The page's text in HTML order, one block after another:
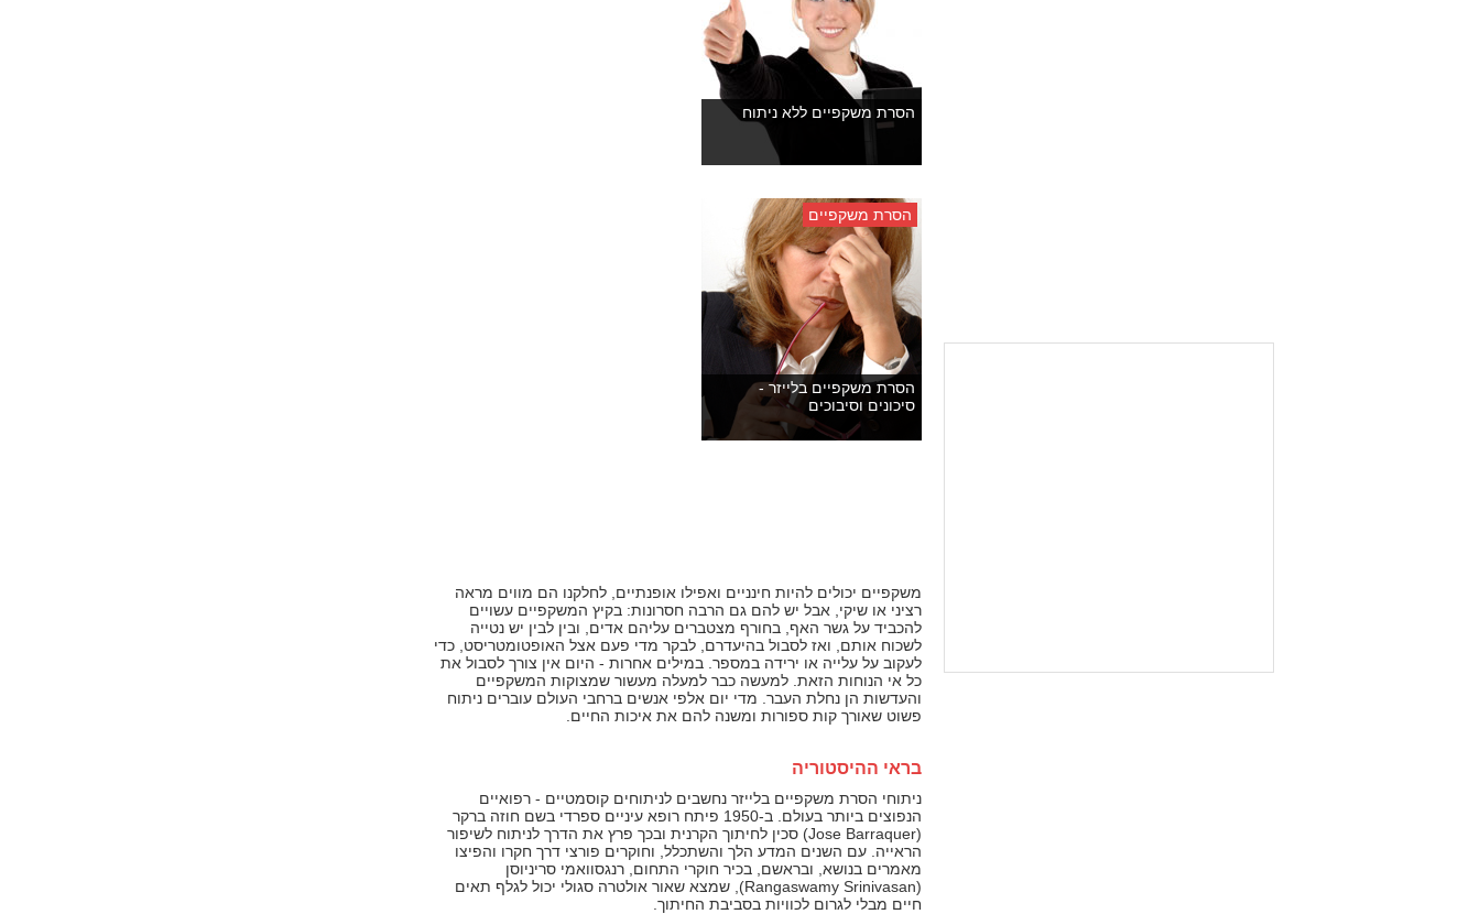
הסרת משקפיים ללא ניתוח
הסרת משקפיים
הסרת משקפיים בלייזר -
סיכונים וסיבוכים
משקפיים יכולים להיות חינניים ואפילו אופנתיים, לחלקנו הם מווים מראה
רציני או שיקי, אבל יש להם גם הרבה חסרונות: בקיץ המשקפיים עשויים
להכביד על גשר האף, בחורף מצטברים עליהם אדים, ובין לבין יש נטייה
לשכוח אותם, ואז לסבול בהיעדרם, לבקר מדי פעם אצל האופטומטריסט, כדי
לעקוב על עלייה או ירידה במספר. במילים אחרות - היום אין צורך לסבול את
כל אי הנוחות הזאת. למעשה כבר למעלה מעשור שמצוקות המשקפיים
והעדשות הן נחלת העבר. מדי יום אלפי אנשים ברחבי העולם עוברים ניתוח
פשוט שאורך קות ספורות ומשנה להם את איכות החיים.
בראי ההיסטוריה
ניתוחי הסרת משקפיים בלייזר נחשבים לניתוחים קוסמטיים - רפואיים
הנפוצים ביותר בעולם. ב-1950 פיתח רופא עיניים ספרדי בשם חוזה ברקר
(Jose Barraquer) סכין לחיתוך הקרנית ובכך פרץ את הדרך לניתוח לשיפור
הראייה. עם השנים המדע הלך והשתכלל, וחוקרים פורצי דרך חקרו והפיצו
מאמרים בנושא, ובראשם, בכיר חוקרי התחום, רנגסוואמי סריניוסן
(Rangaswamy Srinivasan), שמצא שאור אולטרה סגולי יכול לגלף תאים
חיים מבלי לגרום לכוויות בסביבת החיתוך.